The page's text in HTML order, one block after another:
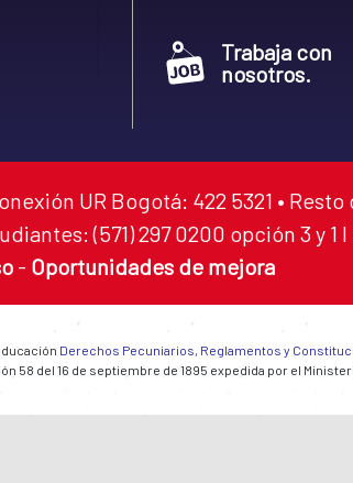
Trabaja con
nosotros.
UR Bogotá: 422 5321 • Resto
(571) 297 0200 opción 3 y 1
- Oportunidades de mejora
Derechos Pecuniarios, Reglamentos y
58 del 16 de septiembre de 1895 expedida por el